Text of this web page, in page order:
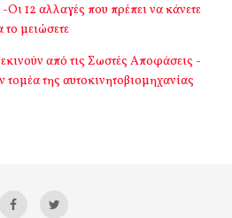
12 αλλαγές που πρέπει να κάνετε
μειώσετε
από τις Σωστές Αποφάσεις -
τομέα της αυτοκινητοβιομηχανίας